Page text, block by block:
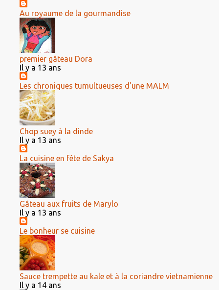
Au royaume de la gourmandise
premier gâteau Dora
Il y a 13 ans
Les chroniques tumultueuses d'une MALM
Chop suey à la dinde
Il y a 13 ans
La cuisine en fête de Sakya
Gâteau aux fruits de Marylo
Il y a 13 ans
Le bonheur se cuisine
Sauce trempette au kale et à la coriandre vietnamienne
Il y a 14 ans